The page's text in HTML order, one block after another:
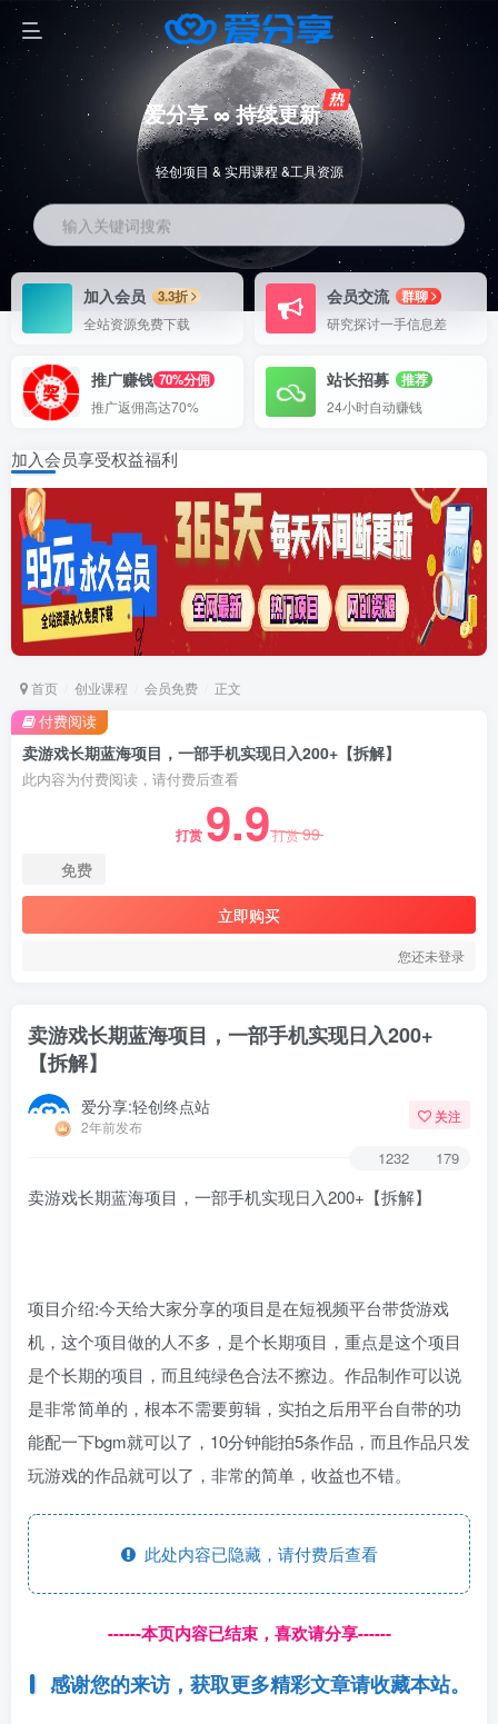
爱分享 ∞ 持续更新
轻创项目 & 实用课程 &工具资源
输入关键词搜索
加入会员
3.3折
全站资源免费下载
会员交流
群聊
研究探讨一手信息差
推广赚钱 70%分佣
推广返佣高达70%
站长招募
推荐
24小时自动赚钱
加入会员享受权益福利
首页 创业课程 会员免费 正文
卖游戏长期蓝海项目，一部手机实现日入200+【拆解】
此内容为付费阅读，请付费后查看
打赏 9.9打赏99
免费
立即购买
您还未登录
付费阅读
卖游戏长期蓝海项目，一部手机实现日入200+
【拆解】
爱分享:轻创终点站
2年前发布
关注
1232 179
卖游戏长期蓝海项目，一部手机实现日入200+【拆解】
项目介绍:今天给大家分享的项目是在短视频平台带货游戏
机，这个项目做的人不多，是个长期项目，重点是这个项目
是个长期的项目，而且纯绿色合法不擦边。作品制作可以说
能配一下bgm就可以了，10分钟能拍5条作品，而且作品只发
玩游戏的作品就可以了，非常的简单，收益也不错。